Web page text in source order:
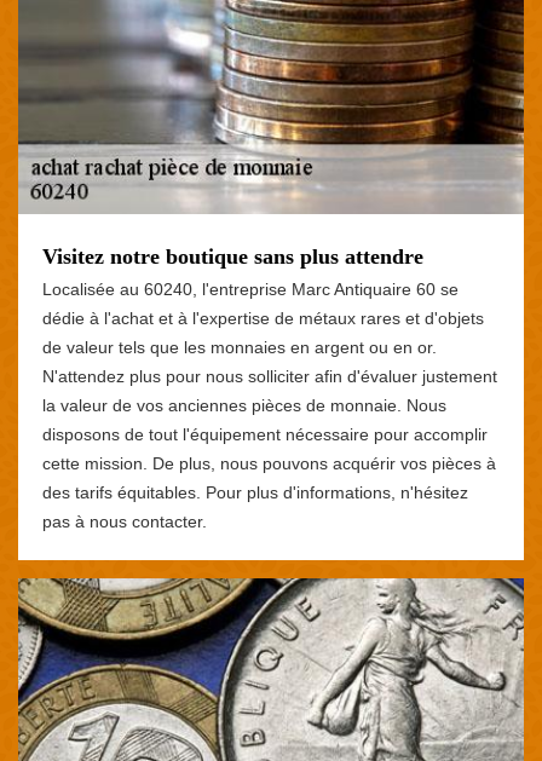
Visitez notre boutique sans plus attendre
Localisée au 60240, l'entreprise Marc Antiquaire 60 se
dédie à l'achat et à l'expertise de métaux rares et d'objets
de valeur tels que les monnaies en argent ou en or.
N'attendez plus pour nous solliciter afin d'évaluer justement
la valeur de vos anciennes pièces de monnaie. Nous
disposons de tout l'équipement nécessaire pour accomplir
cette mission. De plus, nous pouvons acquérir vos pièces à
des tarifs équitables. Pour plus d'informations, n'hésitez
pas à nous contacter.